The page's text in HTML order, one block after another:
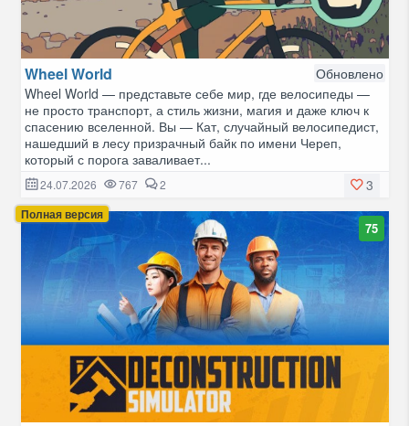
Wheel World
Обновлено
Wheel World — представьте себе мир, где велосипеды —
не просто транспорт, а стиль жизни, магия и даже ключ к
спасению вселенной. Вы — Кат, случайный велосипедист,
нашедший в лесу призрачный байк по имени Череп,
который с порога заваливает...
3
24.07.2026 767 2
Полная версия
75